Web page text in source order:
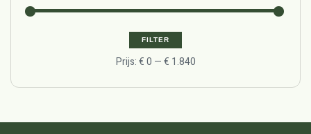
FILTER
Prijs:€ 0 —€ 1.840